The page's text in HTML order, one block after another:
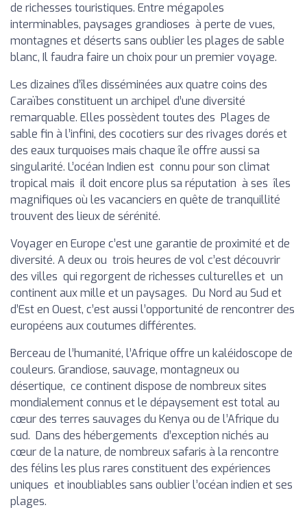
de richesses touristiques. Entre mégapoles
interminables, paysages grandioses à perte de vues,
montagnes et déserts sans oublier les plages de sable
blanc, Il faudra faire un choix pour un premier voyage.
Les dizaines d’îles disséminées aux quatre coins des
Caraïbes constituent un archipel d’une diversité
remarquable. Elles possèdent toutes des Plages de
sable fin à l’infini, des cocotiers sur des rivages dorés et
des eaux turquoises mais chaque île offre aussi sa
singularité. L’océan Indien est connu pour son climat
tropical mais il doit encore plus sa réputation à ses îles
magnifiques où les vacanciers en quête de tranquillité
trouvent des lieux de sérénité.
Voyager en Europe c’est une garantie de proximité et de
diversité. A deux ou trois heures de vol c’est découvrir
des villes qui regorgent de richesses culturelles et un
continent aux mille et un paysages. Du Nord au Sud et
d’Est en Ouest, c’est aussi l’opportunité de rencontrer des
européens aux coutumes différentes.
Berceau de l’humanité, l’Afrique offre un kaléidoscope de
couleurs. Grandiose, sauvage, montagneux ou
désertique, ce continent dispose de nombreux sites
mondialement connus et le dépaysement est total au
cœur des terres sauvages du Kenya ou de l’Afrique du
sud. Dans des hébergements d’exception nichés au
cœur de la nature, de nombreux safaris à la rencontre
des félins les plus rares constituent des expériences
uniques et inoubliables sans oublier l’océan indien et ses
plages.